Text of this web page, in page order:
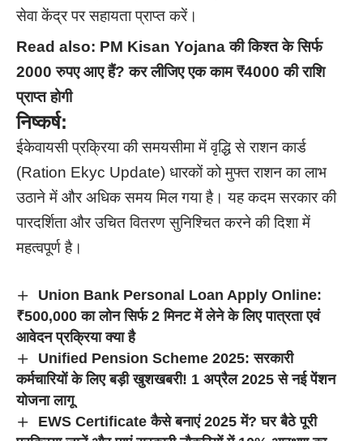
सेवा केंद्र पर सहायता प्राप्त करें।
Read also: PM Kisan Yojana की किश्त के सिर्फ
2000 रुपए आए हैं? कर लीजिए एक काम ₹4000 की राशि
प्राप्त होगी
निष्कर्ष:
ईकेवायसी प्रक्रिया की समयसीमा में वृद्धि से राशन कार्ड
(Ration Ekyc Update) धारकों को मुफ्त राशन का लाभ
उठाने में और अधिक समय मिल गया है। यह कदम सरकार की
पारदर्शिता और उचित वितरण सुनिश्चित करने की दिशा में
महत्वपूर्ण है।
Union Bank Personal Loan Apply Online:
₹500,000 का लोन सिर्फ 2 मिनट में लेने के लिए पात्रता एवं
आवेदन प्रक्रिया क्या है
Unified Pension Scheme 2025: सरकारी
कर्मचारियों के लिए बड़ी खुशखबरी! 1 अप्रैल 2025 से नई पेंशन
योजना लागू
EWS Certificate कैसे बनाएं 2025 में? घर बैठे पूरी